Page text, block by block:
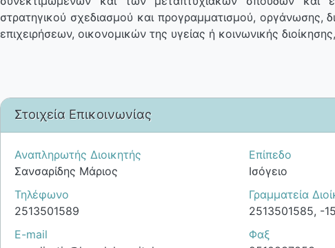
στρατηγικού σχεδιασμού και προγραμματισμού, οργάνωσης,
επιχειρήσεων, οικονομικών της υγείας ή κοινωνικής
Στοιχεία Επικοινωνίας
Αναπληρωτής Διοικητής
Σανσαρίδης Μάριος
Τηλέφωνο
2513501589
E-mail
Επίπεδο
Ισόγειο
Γραμματεία
2513501585, -
Φαξ